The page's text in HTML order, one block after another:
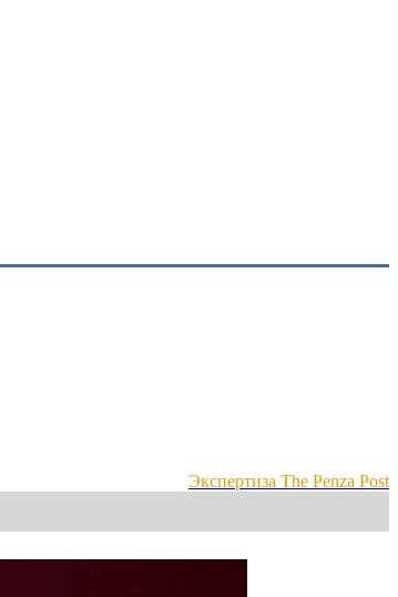
Экспертиза The Penza Post